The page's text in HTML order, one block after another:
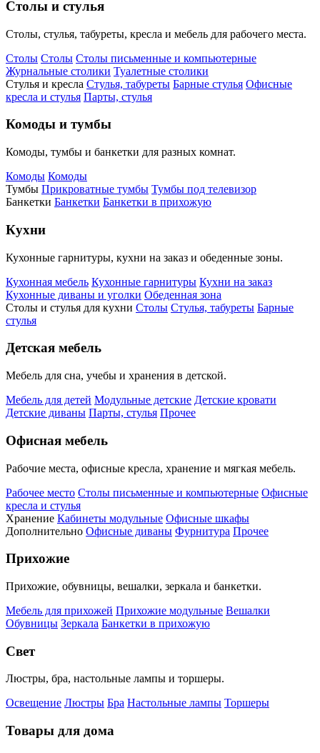
Столы и стулья
Столы, стулья, табуреты, кресла и мебель для рабочего места.
Столы Столы Столы письменные и компьютерные
Журнальные столики Туалетные столики
Стулья и кресла Стулья, табуреты Барные стулья Офисные
кресла и стулья Парты, стулья
Комоды и тумбы
Комоды, тумбы и банкетки для разных комнат.
Комоды Комоды
Тумбы Прикроватные тумбы Тумбы под телевизор
Банкетки Банкетки Банкетки в прихожую
Кухни
Кухонные гарнитуры, кухни на заказ и обеденные зоны.
Кухонная мебель Кухонные гарнитуры Кухни на заказ
Кухонные диваны и уголки Обеденная зона
Столы и стулья для кухни Столы Стулья, табуреты Барные
стулья
Детская мебель
Мебель для сна, учебы и хранения в детской.
Мебель для детей Модульные детские Детские кровати
Детские диваны Парты, стулья Прочее
Офисная мебель
Рабочие места, офисные кресла, хранение и мягкая мебель.
Рабочее место Столы письменные и компьютерные Офисные
кресла и стулья
Хранение Кабинеты модульные Офисные шкафы
Дополнительно Офисные диваны Фурнитура Прочее
Прихожие
Прихожие, обувницы, вешалки, зеркала и банкетки.
Мебель для прихожей Прихожие модульные Вешалки
Обувницы Зеркала Банкетки в прихожую
Свет
Люстры, бра, настольные лампы и торшеры.
Освещение Люстры Бра Настольные лампы Торшеры
Товары для дома